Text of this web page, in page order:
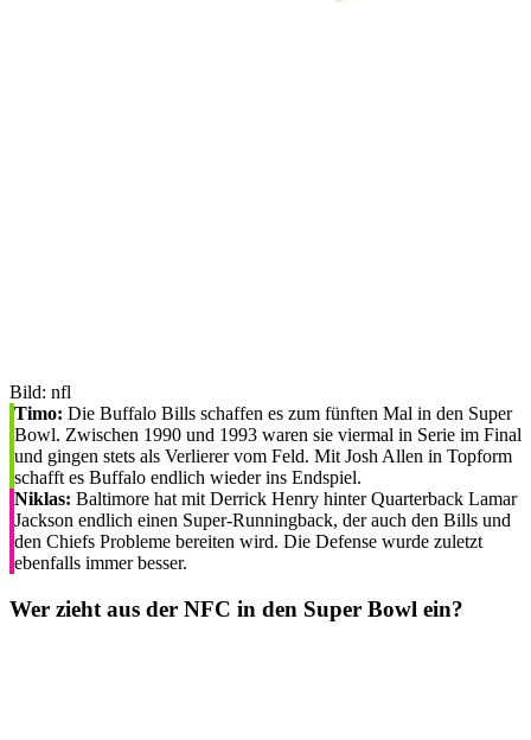
Bild: nfl
Timo: Die Buffalo Bills schaffen es zum fünften Mal in den Super
Bowl. Zwischen 1990 und 1993 waren sie viermal in Serie im Final
und gingen stets als Verlierer vom Feld. Mit Josh Allen in Topform
schafft es Buffalo endlich wieder ins Endspiel.
Niklas: Baltimore hat mit Derrick Henry hinter Quarterback Lamar
Jackson endlich einen Super-Runningback, der auch den Bills und
den Chiefs Probleme bereiten wird. Die Defense wurde zuletzt
ebenfalls immer besser.
Wer zieht aus der NFC in den Super Bowl ein?